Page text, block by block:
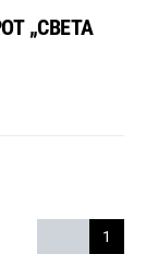
„СВЕТА
1